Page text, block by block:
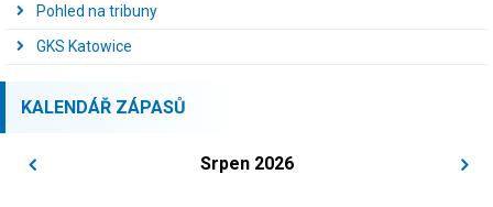
Pohled na tribuny
GKS Katowice
KALENDÁŘ ZÁPASŮ
Srpen 2026